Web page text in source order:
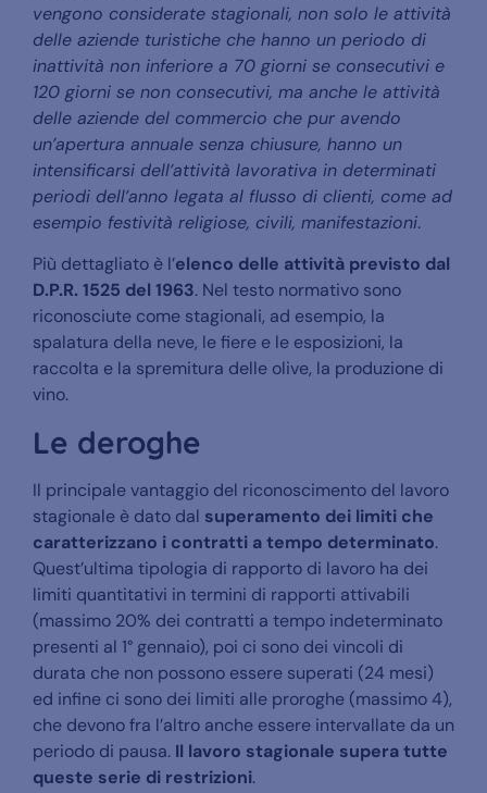
vengono considerate stagionali, non solo le attività
delle aziende turistiche che hanno un periodo di
inattività non inferiore a 70 giorni se consecutivi e
120 giorni se non consecutivi, ma anche le attività
delle aziende del commercio che pur avendo
un’apertura annuale senza chiusure, hanno un
intensificarsi dell’attività lavorativa in determinati
periodi dell’anno legata al flusso di clienti, come ad
esempio festività religiose, civili, manifestazioni.
Più dettagliato è l’elenco delle attività previsto dal
D.P.R. 1525 del 1963. Nel testo normativo sono
riconosciute come stagionali, ad esempio, la
spalatura della neve, le fiere e le esposizioni, la
raccolta e la spremitura delle olive, la produzione di
vino.
Le deroghe
Il principale vantaggio del riconoscimento del lavoro
stagionale è dato dal superamento dei limiti che
caratterizzano i contratti a tempo determinato.
Quest’ultima tipologia di rapporto di lavoro ha dei
limiti quantitativi in termini di rapporti attivabili
(massimo 20% dei contratti a tempo indeterminato
presenti al 1° gennaio), poi ci sono dei vincoli di
durata che non possono essere superati (24 mesi)
ed infine ci sono dei limiti alle proroghe (massimo 4),
che devono fra l’altro anche essere intervallate da un
periodo di pausa. Il lavoro stagionale supera tutte
queste serie di restrizioni.